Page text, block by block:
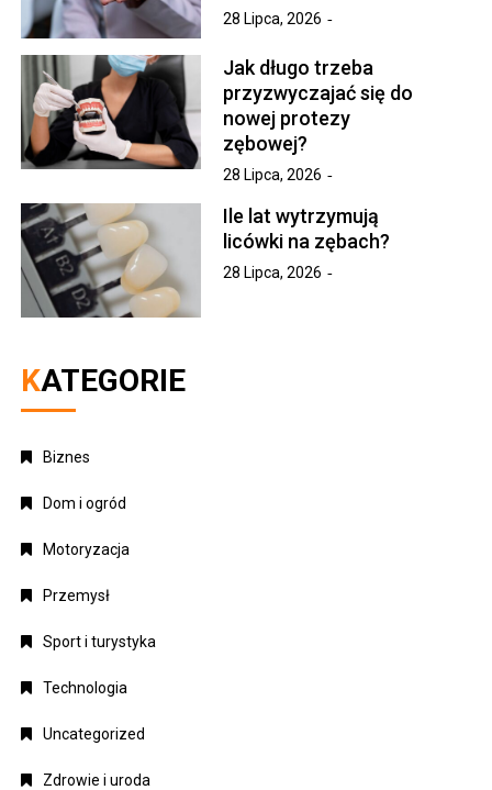
28 Lipca, 2026
Jak długo trzeba
przyzwyczajać się do
nowej protezy
zębowej?
28 Lipca, 2026
Ile lat wytrzymują
licówki na zębach?
28 Lipca, 2026
KATEGORIE
Biznes
Dom i ogród
Motoryzacja
Przemysł
Sport i turystyka
Technologia
Uncategorized
Zdrowie i uroda